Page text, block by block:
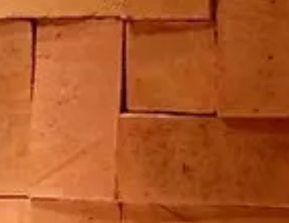
quanto em pisos, permitindo combinações